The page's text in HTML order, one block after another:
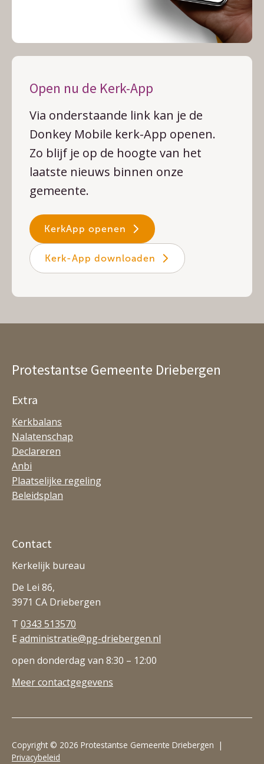
Open nu de Kerk-App
Via onderstaande link kan je de
Donkey Mobile kerk-App openen.
Zo blijf je op de hoogte van het
laatste nieuws binnen onze
gemeente.
KerkApp openen
Kerk-App downloaden
Protestantse Gemeente Driebergen
Extra
Kerkbalans
Nalatenschap
Declareren
Anbi
Plaatselijke regeling
Beleidsplan
Contact
Kerkelijk bureau
De Lei 86,
3971 CA Driebergen
T 0343 513570
E administratie@pg-driebergen.nl
open donderdag van 8:30 – 12:00
Meer contactgegevens
Copyright © 2026 Protestantse Gemeente Driebergen |
Privacybeleid